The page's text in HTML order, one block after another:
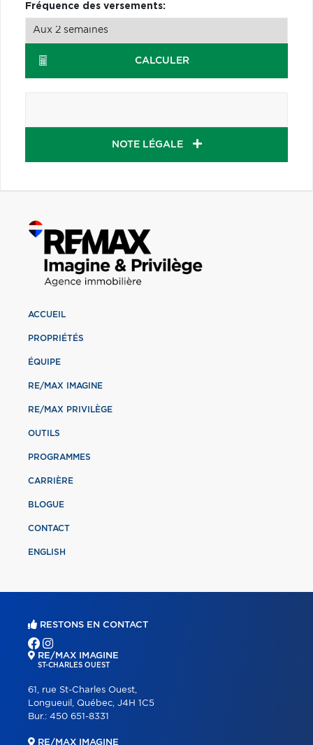
Fréquence des versements:
CALCULER
NOTE LÉGALE
ACCUEIL
PROPRIÉTÉS
ÉQUIPE
RE/MAX IMAGINE
RE/MAX PRIVILÈGE
OUTILS
PROGRAMMES
CARRIÈRE
BLOGUE
CONTACT
ENGLISH
RESTONS EN CONTACT
RE/MAX IMAGINE
ST-CHARLES OUEST
61, rue St-Charles Ouest,
Longueuil, Québec, J4H 1C5
Bur.: 450 651-8331
RE/MAX IMAGINE